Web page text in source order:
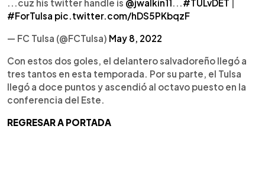
...cuz his twitter handle is @jwalkin11 #TULvDET
#ForTulsa pic.twitter.com/hDS5PKbqzF
— FC Tulsa (@FCTulsa) May 8, 2022
Con estos dos goles, el delantero salvadoreño llegó a
tres tantos en esta temporada. Por su parte, el Tulsa
llegó a doce puntos y ascendió al octavo puesto en la
conferencia del Este.
REGRESAR A PORTADA